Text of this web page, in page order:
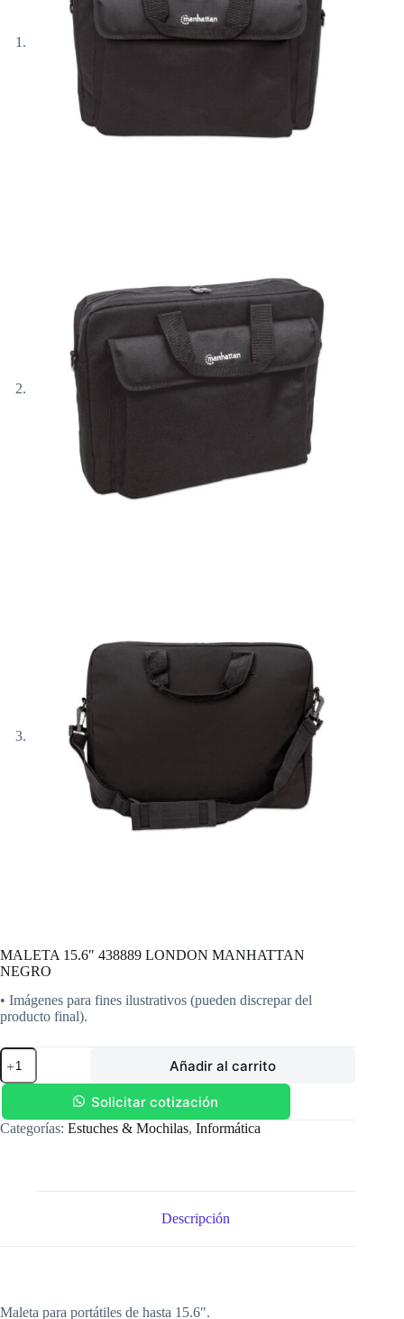
MALETA 15.6″ 438889 LONDON MANHATTAN
NEGRO
• Imágenes para fines ilustrativos (pueden discrepar del
producto final).
MALETA
15.6"
438889
MANHATTAN
NEGRO
Añadir al carrito
Solicitar cotización
Categorías: Estuches & Mochilas, Informática
Descripción
Maleta para portátiles de hasta 15.6″.